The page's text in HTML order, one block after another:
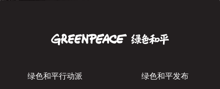
绿色和平行动派 绿色和平发布